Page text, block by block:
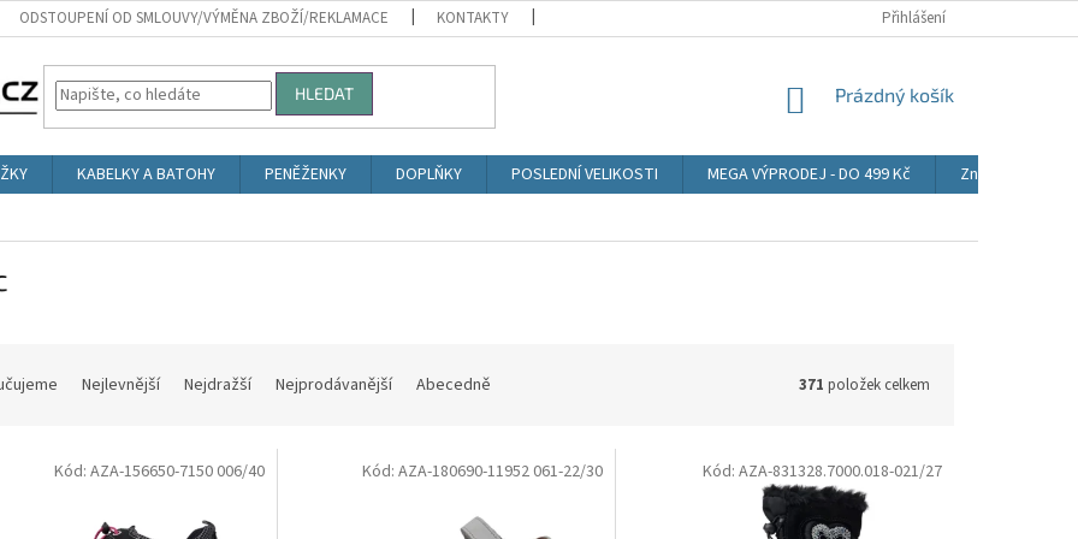
ODSTOUPENÍ OD SMLOUVY/VÝMĚNA ZBOŽÍ/REKLAMACE KONTAKTY OBCHODNÍ PODMÍNKY PODMÍNKY
Přihlášení
HLEDAT
NÁKUPNÍ
Prázdný košík
KABELKY A BATOHY PENĚŽENKY DOPLŇKY POSLEDNÍ VELIKOSTI MEGA VÝPRODEJ - DO 499 Kč
Značky
Nejlevnější Nejdražší Nejprodávanější Abecedně 371 položek celkem
Kód: AZA-156650-7150 006/40 Kód: AZA-180690-11952 061-22/30 Kód: AZA-831328.7000.018-021/27